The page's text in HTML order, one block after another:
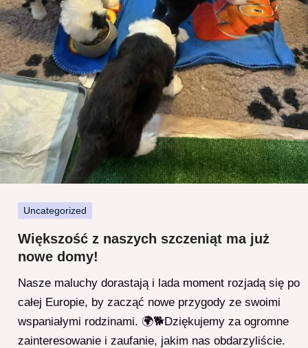
Uncategorized
Większość z naszych szczeniąt ma już
nowe domy!
Nasze maluchy dorastają i lada moment rozjadą się po
całej Europie, by zacząć nowe przygody ze swoimi
wspaniałymi rodzinami. 🌍🐕Dziękujemy za ogromne
zainteresowanie i zaufanie, jakim nas obdarzyliście.